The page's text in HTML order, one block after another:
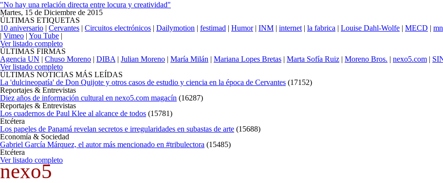
"No hay una relación directa entre locura y creatividad"
Martes, 15 de Diciembre de 2015
ÚLTIMAS ETIQUETAS
10 aniversario | Cervantes | Circuitos electrónicos | Dailymotion | festimad | Humor| INM | internet | la fabrica | Louise Dahl-Wolfe | MECD |
| Vimeo | You Tube |
Ver listado completo
ÚLTIMAS FIRMAS
Agencia UN | Chuso Moreno | DIBA | Julian Moreno | María Milán | Mariana Lopes Bretas | Marta Sofía Ruiz | Moreno Bros. | nexo5.com |
Ver listado completo
ÚLTIMAS NOTICIAS MÁS LEÍDAS
La 'dulcineopatía' de Don Quijote y otros casos de estudio y ciencia en la época de Cervantes (17152)
Reportajes & Entrevistas
Diez años de información cultural en nexo5.com magacín (16287)
Reportajes & Entrevistas
Los cuadernos de Paul Klee al alcance de todos (15781)
Etcétera
Los papeles de Panamá revelan secretos e irregularidades en subastas de arte (15688)
Economía & Sociedad
Gabriel García Márquez, el autor más mencionado en #tribulectora (15485)
Etcétera
Ver listado completo
nexo5